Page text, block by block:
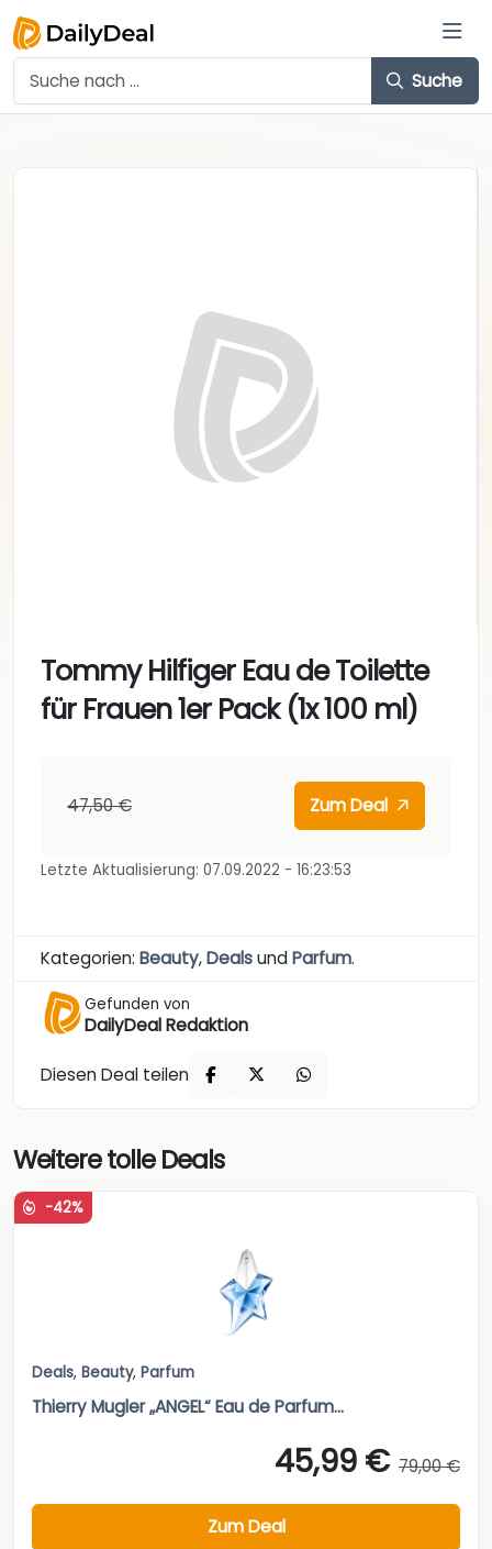
Suche
Tommy Hilfiger Eau de Toilette
für Frauen 1er Pack (1x 100 ml)
47,50 € Zum Deal
Letzte Aktualisierung: 07.09.2022 - 16:23:53
Kategorien: Beauty,DealsundParfum.
Gefunden von
DailyDeal Redaktion
Diesen Deal teilen
Weitere tolle Deals
-42%
Deals, Beauty, Parfum
Thierry Mugler „ANGEL“ Eau de Parfum...
45,99 € 79,00 €
Zum Deal